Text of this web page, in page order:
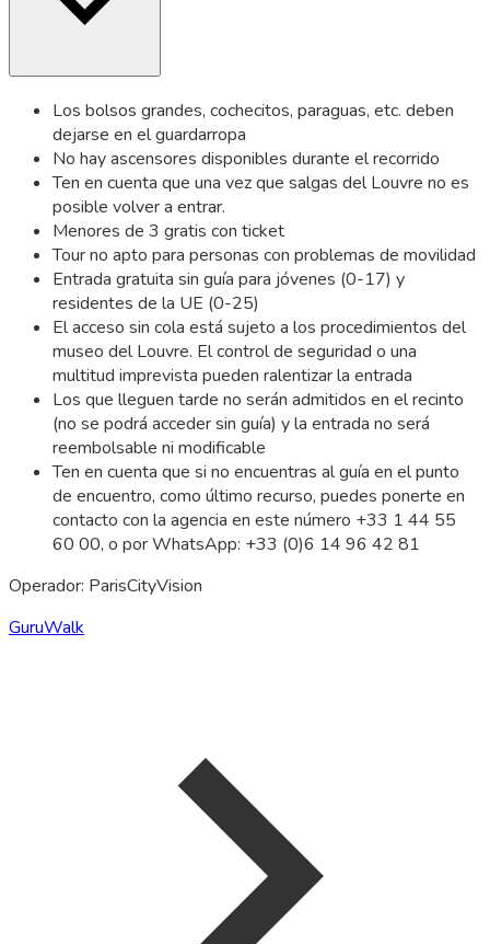
Los bolsos grandes, cochecitos, paraguas, etc. deben
dejarse en el guardarropa
No hay ascensores disponibles durante el recorrido
Ten en cuenta que una vez que salgas del Louvre no es
posible volver a entrar.
Menores de 3 gratis con ticket
Tour no apto para personas con problemas de movilidad
Entrada gratuita sin guía para jóvenes (0-17) y
residentes de la UE (0-25)
El acceso sin cola está sujeto a los procedimientos del
museo del Louvre. El control de seguridad o una
multitud imprevista pueden ralentizar la entrada
Los que lleguen tarde no serán admitidos en el recinto
(no se podrá acceder sin guía) y la entrada no será
reembolsable ni modificable
Ten en cuenta que si no encuentras al guía en el punto
de encuentro, como último recurso, puedes ponerte en
contacto con la agencia en este número +33 1 44 55
60 00, o por WhatsApp: +33 (0)6 14 96 42 81
Operador: ParisCityVision
GuruWalk